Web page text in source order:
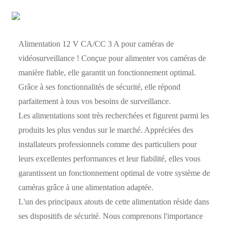
Alimentation 12 V CA/CC 3 A pour caméras de
vidéosurveillance ! Conçue pour alimenter vos caméras de
manière fiable, elle garantit un fonctionnement optimal.
Grâce à ses fonctionnalités de sécurité, elle répond
parfaitement à tous vos besoins de surveillance.
Les alimentations sont très recherchées et figurent parmi les
produits les plus vendus sur le marché. Appréciées des
installateurs professionnels comme des particuliers pour
leurs excellentes performances et leur fiabilité, elles vous
garantissent un fonctionnement optimal de votre système de
caméras grâce à une alimentation adaptée.
L'un des principaux atouts de cette alimentation réside dans
ses dispositifs de sécurité. Nous comprenons l'importance